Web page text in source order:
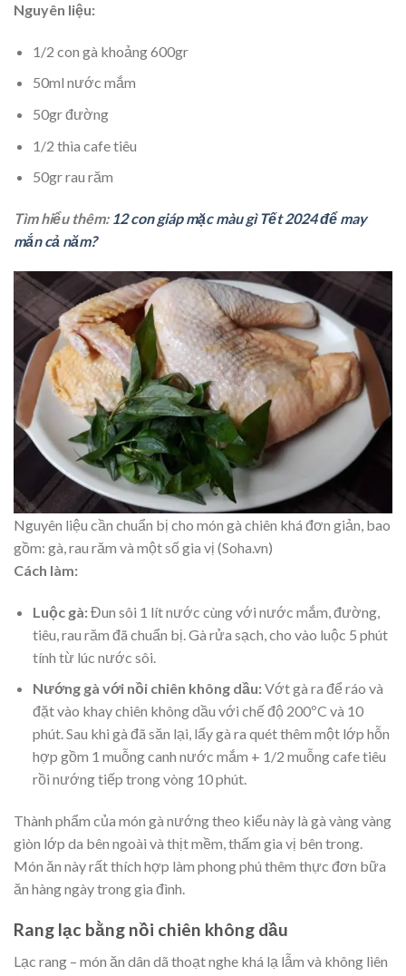
Nguyên liệu:
1/2 con gà khoảng 600gr
50ml nước mắm
50gr đường
1/2 thìa cafe tiêu
50gr rau răm
Tìm hiểu thêm: 12 con giáp mặc màu gì Tết 2024 để may
mắn cả năm?
Nguyên liệu cần chuẩn bị cho món gà chiên khá đơn giản, bao
gồm: gà, rau răm và một số gia vị (Soha.vn)
Cách làm:
Luộc gà:Đun sôi 1 lít nước cùng với nước mắm, đường,
tiêu, rau răm đã chuẩn bị. Gà rửa sạch, cho vào luộc 5 phút
tính từ lúc nước sôi.
Nướng gà với nồi chiên không dầu:Vớt gà ra để ráo và
đặt vào khay chiên không dầu với chế độ 200ºC và 10
phút. Sau khi gà đã săn lại, lấy gà ra quét thêm một lớp hỗn
hợp gồm 1 muỗng canh nước mắm + 1/2 muỗng cafe tiêu
rồi nướng tiếp trong vòng 10 phút.
Thành phẩm của món gà nướng theo kiểu này là gà vàng vàng
giòn lớp da bên ngoài và thịt mềm, thấm gia vị bên trong.
Món ăn này rất thích hợp làm phong phú thêm thực đơn bữa
ăn hàng ngày trong gia đình.
Rang lạc bằng nồi chiên không dầu
Lạc rang – món ăn dân dã thoạt nghe khá lạ lẫm và không liên